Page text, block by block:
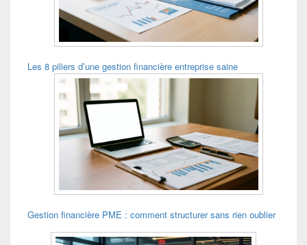
Les 8 piliers d’une gestion financière entreprise saine
Gestion financière PME : comment structurer sans rien oublier